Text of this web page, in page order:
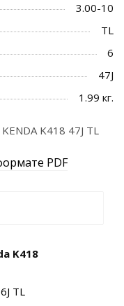
3.00-10
TL
6
47J
1.99 кг.
K418 47J TL
PDF
K418
TL